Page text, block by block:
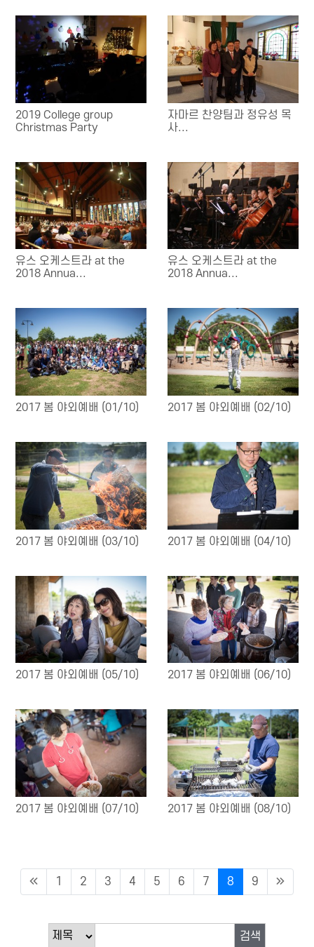
2019 College group
Christmas Party
자마르 찬양팀과 정유성 목
사...
유스 오케스트라 at the
2018 Annua...
유스 오케스트라 at the
2018 Annua...
2017 봄 야외예배 (01/10) 2017 봄 야외예배 (02/10)
2017 봄 야외예배 (03/10) 2017 봄 야외예배 (04/10)
2017 봄 야외예배 (05/10) 2017 봄 야외예배 (06/10)
2017 봄 야외예배 (07/10) 2017 봄 야외예배 (08/10)
1 2 3 4 5 6 7 8 9
검색